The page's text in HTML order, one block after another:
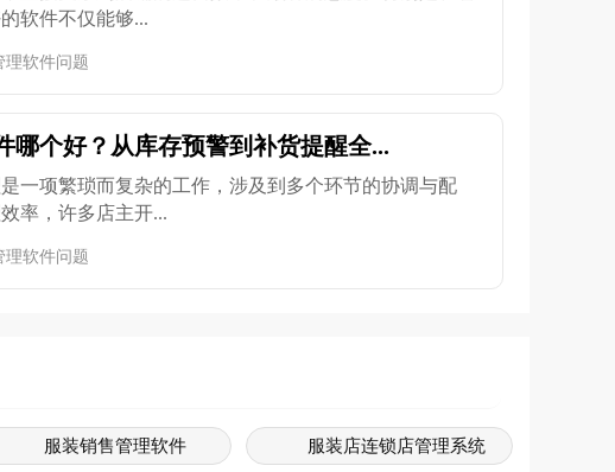
软件不仅能够...
理软件问题
哪个好？从库存预警到补货提醒全...
一项繁琐而复杂的工作，涉及到多个环节的协调与配
率，许多店主开...
理软件问题
服装销售管理软件 服装店连锁店管理系统